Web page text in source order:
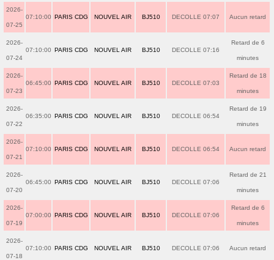
2026-
07-25
07:10:00 PARIS CDG NOUVEL AIR BJ510 DECOLLE 07:07 Aucun retard
2026-
07-24
07:10:00 PARIS CDG NOUVEL AIR BJ510 DECOLLE 07:16
Retard de 6
minutes
2026-
07-23
06:45:00 PARIS CDG NOUVEL AIR BJ510 DECOLLE 07:03
Retard de 18
minutes
2026-
07-22
06:35:00 PARIS CDG NOUVEL AIR BJ510 DECOLLE 06:54
Retard de 19
minutes
2026-
07-21
07:10:00 PARIS CDG NOUVEL AIR BJ510 DECOLLE 06:54 Aucun retard
2026-
07-20
06:45:00 PARIS CDG NOUVEL AIR BJ510 DECOLLE 07:06
Retard de 21
minutes
2026-
07-19
07:00:00 PARIS CDG NOUVEL AIR BJ510 DECOLLE 07:06
Retard de 6
minutes
2026-
07-18
07:10:00 PARIS CDG NOUVEL AIR BJ510 DECOLLE 07:06 Aucun retard